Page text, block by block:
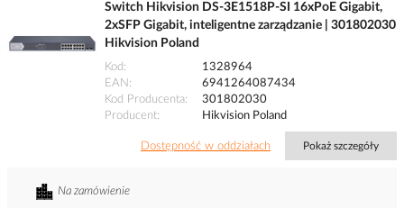
Switch Hikvision DS-3E1518P-SI 16xPoE Gigabit,
2xSFP Gigabit, inteligentne zarządzanie | 301802030
Hikvision Poland
Kod
1328964
EAN
6941264087434
Kod Producenta
301802030
Producent
Hikvision Poland
Dostępność w oddziałach Pokaż szczegóły
Na zamówienie